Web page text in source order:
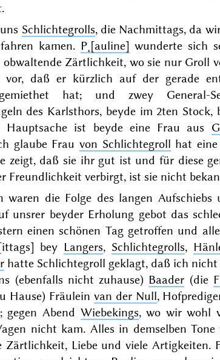
Schlichtegrolls, die Nachmittags, da
kamen. P˖[auline] wunderte sich
Zärtlichkeit, wo sie nur Groll
daß er kürzlich auf der gerade
hat; und zwey General-
des Karlsthors, beyde im 2ten
ist beyde eine Frau aus
glaube Frau von Schlichtegroll hat
zeigt, daß sie ihr gut ist und für diese
Freundlichkeit verbirgt, ist sie nicht
waren die Folge des langen Aufschiebs
unsrer beyder Erholung gebot das
einen schönen Tag getroffen und
bey Langers, Schlichtegrolls,
hatte Schlichtegroll geklagt, daß ich
(ebenfalls nicht zuhause) Baader (die
Hause) Fräulein van der Null,
; gegen Abend Wiebekings, wo wir wohl
nicht kam. Alles in demselben
Zärtlichkeit, Liebe und viele Artigkeiten.